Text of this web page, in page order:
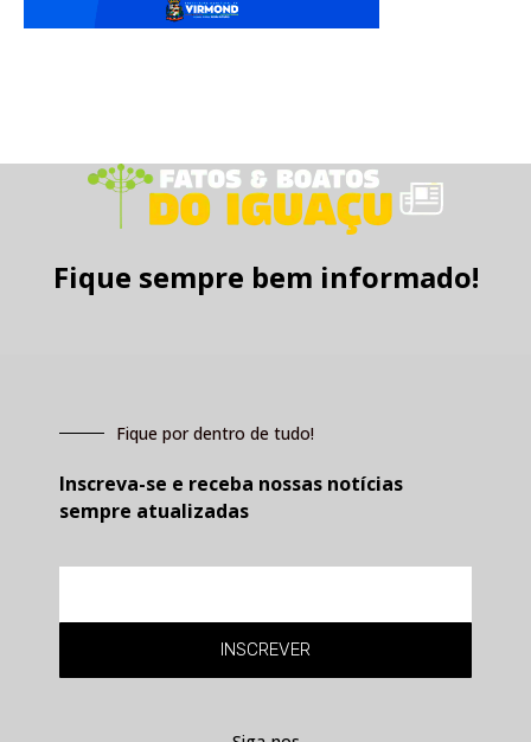
Fique sempre bem informado!
Fique por dentro de tudo!
Inscreva-se e receba nossas notícias
sempre atualizadas
INSCREVER